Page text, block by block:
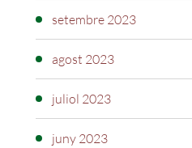
setembre 2023
agost 2023
juliol 2023
juny 2023